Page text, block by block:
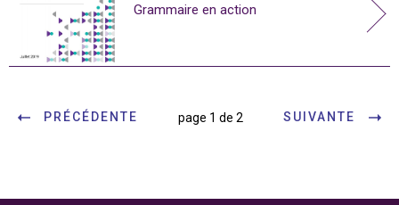
Grammaire en action
PRÉCÉDENTE page 1 de 2 SUIVANTE